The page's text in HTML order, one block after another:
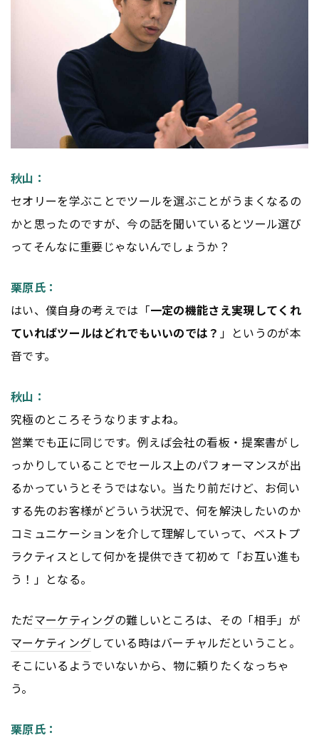
秋山：
セオリーを学ぶことでツールを選ぶことがうまくなるの
かと思ったのですが、今の話を聞いているとツール選び
ってそんなに重要じゃないんでしょうか？
栗原氏：
はい、僕自身の考えでは「一定の機能さえ実現してくれ
ていればツールはどれでもいいのでは？ 」というのが本
音です。
秋山：
究極のところそうなりますよね。
営業でも正に同じです。例えば会社の看板・提案書がし
っかりしていることでセールス上のパフォーマンスが出
るかっていうとそうではない。当たり前だけど、お伺い
する先のお客様がどういう状況で、何を解決したいのか
コミュニケーションを介して理解していって、ベストプ
ラクティスとして何かを提供できて初めて「お互い進も
う！」となる。
ただマーケティングの難しいところは、その「相手」が
マーケティングしている時はバーチャルだということ。
そこにいるようでいないから、物に頼りたくなっちゃ
う。
栗原氏：